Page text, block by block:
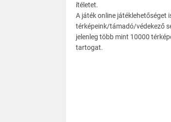
ítéletet.
A játék online játéklehetőséget
térképeink/támadó/védekező
jelenleg több mint 10000
tartogat.